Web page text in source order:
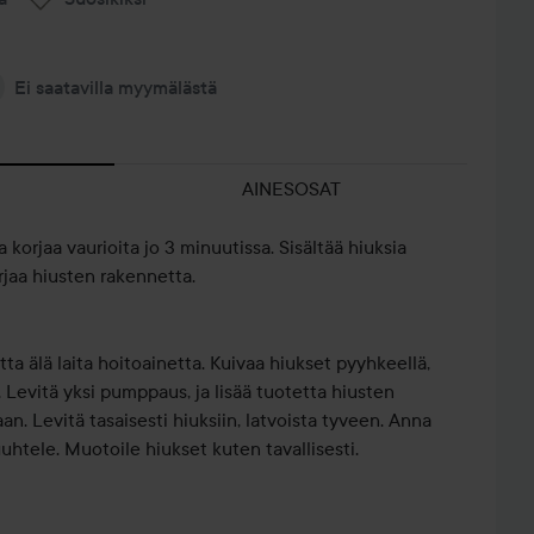
Ei saatavilla myymälästä
AINESOSAT
korjaa vaurioita jo 3 minuutissa. Sisältää hiuksia
hiusten rakennetta.
älä laita hoitoainetta. Kuivaa hiukset pyyhkeellä,
yksi pumppaus, ja lisää tuotetta hiusten
Levitä tasaisesti hiuksiin, latvoista tyveen. Anna
Muotoile hiukset kuten tavallisesti.